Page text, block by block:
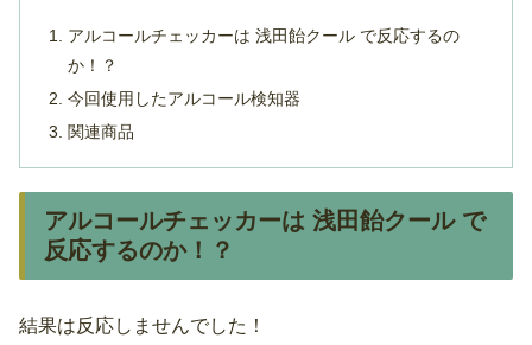
アルコールチェッカーは 浅田飴クール で反応するの
か！？
今回使用したアルコール検知器
関連商品
アルコールチェッカーは 浅田飴クール で
反応するのか！？
結果は反応しませんでした！